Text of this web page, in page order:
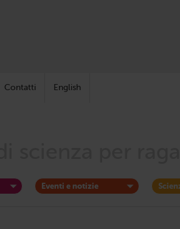
Contatti English
Eventi e notizie